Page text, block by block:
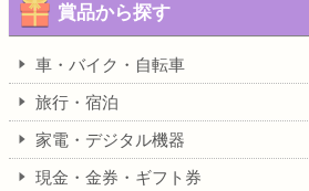
賞品から探す
車・バイク・自転車
旅行・宿泊
家電・デジタル機器
現金・金券・ギフト券